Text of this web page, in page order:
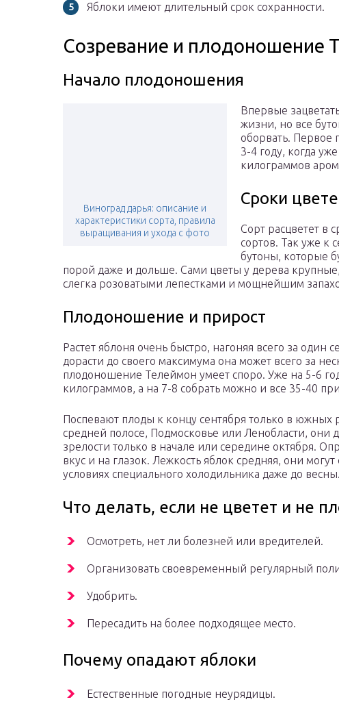
Яблоки имеют длительный срок сохранности.
Созревание и плодоношение
Начало плодоношения
Виноград дарья: описание и
характеристики сорта, правила
выращивания и ухода с фото
Впервые
жизни, но все
оборвать. Первое
3-4 году, когда
килограммов
Сроки
Сорт расцветет в
сортов. Так уже к
бутоны, которые
порой даже и дольше. Сами цветы у дерева
слегка розоватыми лепестками и мощнейшим
Плодоношение и прирост
Растет яблоня очень быстро, нагоняя всего за один
дорасти до своего максимума она может всего за
плодоношение Телеймон умеет споро. Уже на 5-6
килограммов, а на 7-8 собрать можно и все 35-40
Поспевают плоды к концу сентября только в южных
средней полосе, Подмосковье или Ленобласти, они
зрелости только в начале или середине октября.
вкус и на глазок. Лежкость яблок средняя, они
условиях специального холодильника даже до весны.
Что делать, если не цветет и не
Осмотреть, нет ли болезней или вредителей.
Организовать своевременный регулярный
Удобрить.
Пересадить на более подходящее место.
Почему опадают яблоки
Естественные погодные неурядицы.